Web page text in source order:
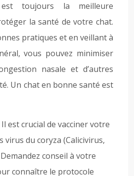
toujours la meilleure
la santé de votre chat.
pratiques et en veillant à
vous pouvez minimiser
nasale et d’autres
Un chat en bonne santé est
Il est crucial de vacciner votre
virus du coryza (Calicivirus,
conseil à votre
connaître le protocole